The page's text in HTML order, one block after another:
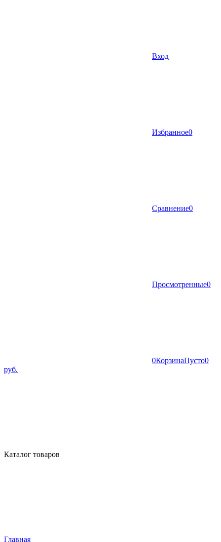
Вход
Избранное0
Сравнение0
Просмотренные0
0КорзинаПусто0
руб.
Каталог товаров
Главная